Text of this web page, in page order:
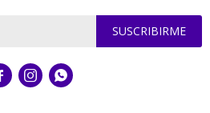
SUSCRIBIRME
 